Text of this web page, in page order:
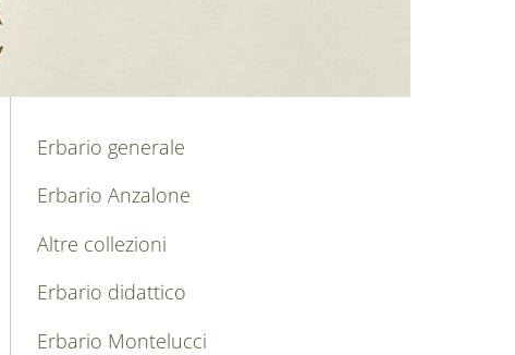
MAIN NAVIGATION
Erbario generale
Erbario Anzalone
Altre collezioni
Erbario didattico
Erbario Montelucci